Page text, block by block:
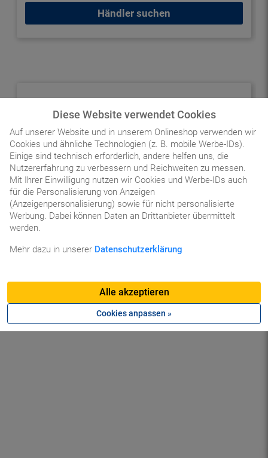
Händler suchen
Beschreibung
Der MC3300x, der nächste Evolutionsschritt der
äußerst erfolgreichen MC3000-Serie von mobilen
Touch-Computern mit Tastatur,…Mehr
Service
Downloads
Diese Website verwendet Cookies
Auf unserer Website und in unserem Onlineshop verwenden wir
Cookies und ähnliche Technologien (z. B. mobile Werbe-IDs).
Einige sind technisch erforderlich, andere helfen uns, die
Nutzererfahrung zu verbessern und Reichweiten zu messen.
Mit Ihrer Einwilligung nutzen wir Cookies und Werbe-IDs auch
für die Personalisierung von Anzeigen
(Anzeigenpersonalisierung) sowie für nicht personalisierte
Werbung. Dabei können Daten an Drittanbieter übermittelt
werden.
Mehr dazu in unserer Datenschutzerklärung
Alle akzeptieren
Cookies anpassen »